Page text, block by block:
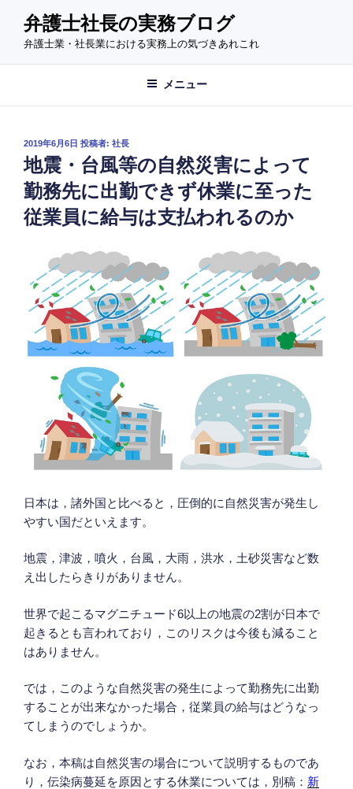
ン
へ
弁護士社長の実務ブログ
弁護士業・社長業における実務上の気づきあれこれ
メニュー
投
稿
日:
2019年6月6日 投稿者: 社長
地震・台風等の自然災害によって
勤務先に出勤できず休業に至った
従業員に給与は支払われるのか
日本は，諸外国と比べると，圧倒的に自然災害が発生し
やすい国だといえます。
地震，津波，噴火，台風，大雨，洪水，土砂災害など数
え出したらきりがありません。
世界で起こるマグニチュード6以上の地震の2割が日本で
起きるとも言われており，このリスクは今後も減ること
はありません。
では，このような自然災害の発生によって勤務先に出勤
することが出来なかった場合，従業員の給与はどうなっ
てしまうのでしょうか。
なお，本稿は自然災害の場合について説明するものであ
り，伝染病蔓延を原因とする休業については，別稿： 新